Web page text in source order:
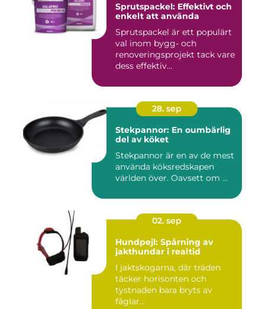
Sprutspackel: Effektivt och
enkelt att använda
Sprutspackel är ett populärt
val inom bygg- och
renoveringsprojekt tack vare
dess effektiv...
28. sep
Stekpannor: En oumbärlig
del av köket
Stekpannor är en av de mest
använda köksredskapen
världen över. Oavsett om ...
02. sep
Hundpejl: Spårning av
jakthundar i realtid
I jaktskogarna, där träden
täcker horisonten och
tystnaden bara bryts av
fåglar...